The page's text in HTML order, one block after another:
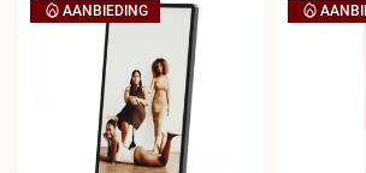
AANBIEDING